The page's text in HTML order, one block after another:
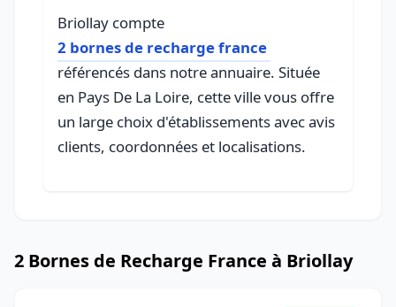
Briollay compte
2 bornes de recharge france
référencés dans notre annuaire. Située
en Pays De La Loire, cette ville vous offre
un large choix d'établissements avec avis
clients, coordonnées et localisations.
2 Bornes de Recharge France à Briollay